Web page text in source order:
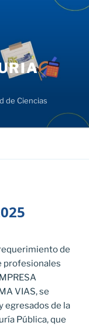
de Ciencias
de
profesionales
VIAS, se
egresados de la
Pública, que